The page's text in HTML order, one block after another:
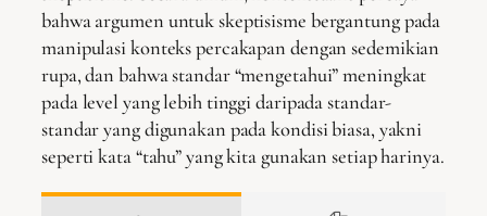
bahwa argumen untuk skeptisisme bergantung pada
manipulasi konteks percakapan dengan sedemikian
rupa, dan bahwa standar “mengetahui” meningkat
pada level yang lebih tinggi daripada standar-
standar yang digunakan pada kondisi biasa, yakni
seperti kata “tahu” yang kita gunakan setiap harinya.